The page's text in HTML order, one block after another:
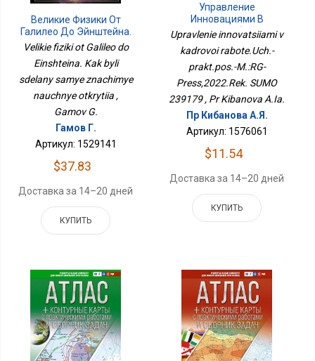
Великие Физики От
Галилео До Эйнштейна.
Как Были Сделаны
Научные Открытия
Velikie fiziki ot Galileo do
Einshteina. Kak byli
sdelany samye znachimye
nauchnye otkrytiia ,
Gamov G.
Гамов Г.
Артикул: 1529141
$37.83
Доставка за 14–20 дней
КУПИТЬ
Управление
Инновациями В
Кадровой Работе.Уч.-
Пресс,2022.Рек. СУМО
239179
Upravlenie innovatsiiami v
kadrovoi rabote.Uch.-
prakt.pos.-M.:RG-
Press,2022.Rek. SUMO
239179 , Pr Kibanova A.Ia.
Пр Кибанова А.Я.
Артикул: 1576061
$11.54
Доставка за 14–20 дней
КУПИТЬ